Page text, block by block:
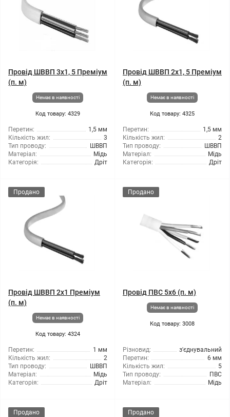
Провід ШВВП 3x1, 5 Преміум
(п. м)
Немає в наявності
Код товару: 4329
Перетин:
1,5 мм
Кількість жил:
3
Тип проводу:
ШВВП
Матеріал:
Мідь
Категорія:
Дріт
Провід ШВВП 2x1, 5 Преміум
(п. м)
Немає в наявності
Код товару: 4325
Перетин:
1,5 мм
Кількість жил:
2
Тип проводу:
ШВВП
Матеріал:
Мідь
Категорія:
Дріт
Продано
Провід ШВВП 2x1 Преміум
(п. м)
Немає в наявності
Код товару: 4324
Перетин:
1 мм
Кількість жил:
2
Тип проводу:
ШВВП
Матеріал:
Мідь
Категорія:
Дріт
Продано
Провід ПВС 5x6 (п. м)
Немає в наявності
Код товару: 3008
Різновид:
з'єднувальний
Перетин:
6 мм
Кількість жил:
5
Тип проводу:
ПВС
Матеріал:
Мідь
Продано Продано